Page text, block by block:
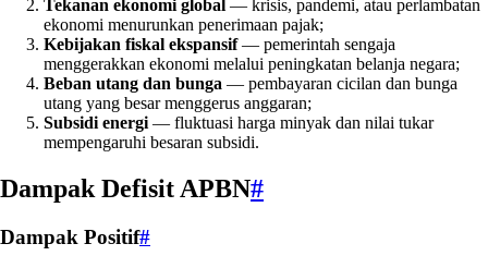
Tekanan ekonomi global — krisis, pandemi, atau perlambatan
ekonomi menurunkan penerimaan pajak;
Kebijakan fiskal ekspansif— pemerintah sengaja
menggerakkan ekonomi melalui peningkatan belanja negara;
Beban utang dan bunga — pembayaran cicilan dan bunga
utang yang besar menggerus anggaran;
Subsidi energi — fluktuasi harga minyak dan nilai tukar
mempengaruhi besaran subsidi.
Dampak Defisit APBN#
Dampak Positif#